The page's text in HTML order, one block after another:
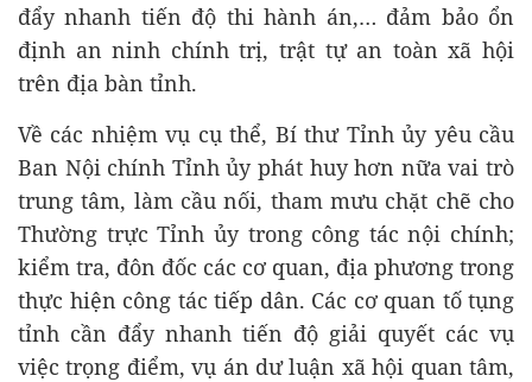
đẩy nhanh tiến độ thi hành án,… đảm bảo ổn
định an ninh chính trị, trật tự an toàn xã hội
trên địa bàn tỉnh.
Về các nhiệm vụ cụ thể, Bí thư Tỉnh ủy yêu cầu
Ban Nội chính Tỉnh ủy phát huy hơn nữa vai trò
trung tâm, làm cầu nối, tham mưu chặt chẽ cho
Thường trực Tỉnh ủy trong công tác nội chính;
kiểm tra, đôn đốc các cơ quan, địa phương trong
thực hiện công tác tiếp dân. Các cơ quan tố tụng
tỉnh cần đẩy nhanh tiến độ giải quyết các vụ
việc trọng điểm, vụ án dư luận xã hội quan tâm,